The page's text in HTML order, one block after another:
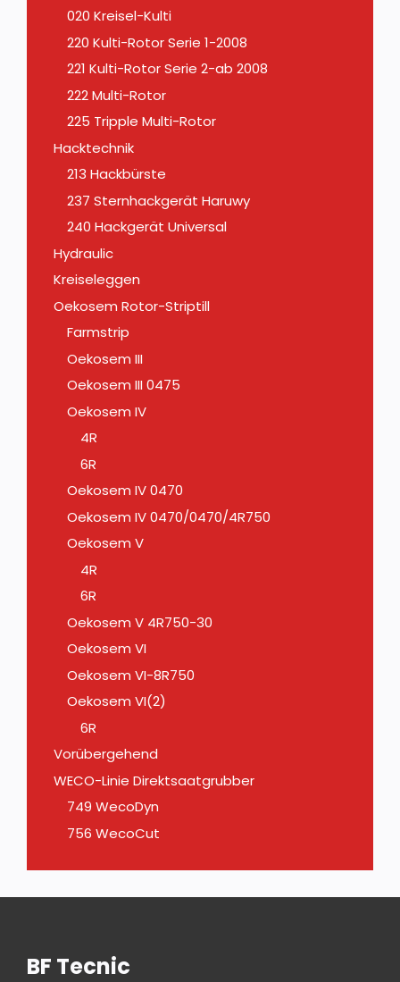
020 Kreisel-Kulti
220 Kulti-Rotor Serie 1-2008
221 Kulti-Rotor Serie 2-ab 2008
222 Multi-Rotor
225 Tripple Multi-Rotor
Hacktechnik
213 Hackbürste
237 Sternhackgerät Haruwy
240 Hackgerät Universal
Hydraulic
Kreiseleggen
Oekosem Rotor-Striptill
Farmstrip
Oekosem III
Oekosem III 0475
Oekosem IV
4R
6R
Oekosem IV 0470
Oekosem IV 0470/0470/4R750
Oekosem V
4R
6R
Oekosem V 4R750-30
Oekosem VI
Oekosem VI-8R750
Oekosem VI(2)
6R
Vorübergehend
WECO-Linie Direktsaatgrubber
749 WecoDyn
756 WecoCut
BF Tecnic